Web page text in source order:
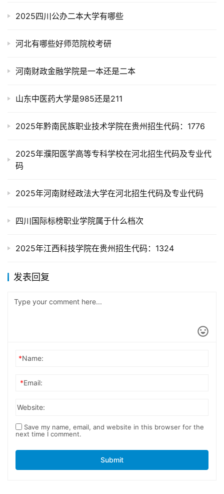
2025四川公办二本大学有哪些
河北有哪些好师范院校考研
河南财政金融学院是一本还是二本
山东中医药大学是985还是211
2025年黔南民族职业技术学院在贵州招生代码：1776
2025年濮阳医学高等专科学校在河北招生代码及专业代
码
2025年河南财经政法大学在河北招生代码及专业代码
四川国际标榜职业学院属于什么档次
2025年江西科技学院在贵州招生代码：1324
发表回复
*Name:
*Email:
Website:
Save my name, email, and website in this browser for the
next time I comment.
Submit